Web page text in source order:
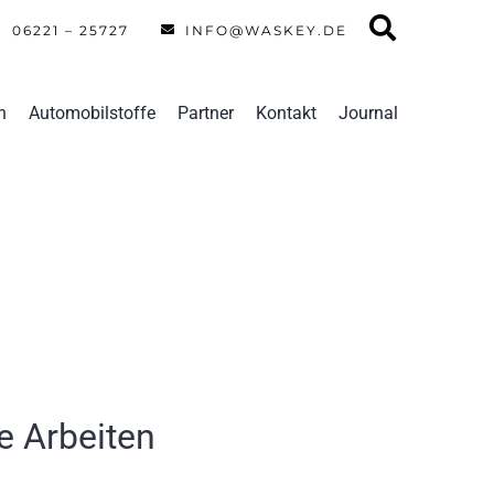
06221 – 25727 INFO@WASKEY.DE
Automobilstoffe Partner Kontakt Journal
Arbeiten